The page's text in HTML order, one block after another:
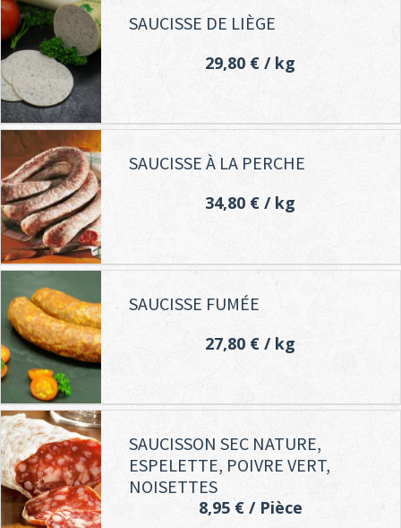
SAUCISSE DE LIÈGE
29,80 € / kg
SAUCISSE À LA PERCHE
34,80 € / kg
SAUCISSE FUMÉE
27,80 € / kg
SAUCISSON SEC NATURE,
ESPELETTE, POIVRE VERT,
NOISETTES
8,95 €/ Pièce